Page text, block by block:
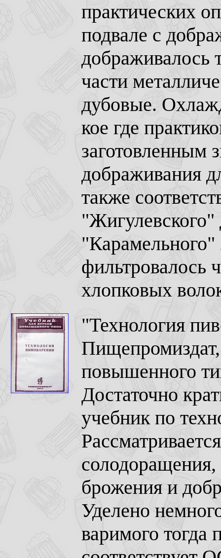
практических
подвале с
дображивалось
части
дубовые.
кое где
заготовленным
дображивания
также
"Жигулевского"
"Карамельного"
фильтровалось
хлопковых
"Технология
повышенного
Достаточно
учебник по
солодоращения,
брожения и
Уделено
варимого тогда